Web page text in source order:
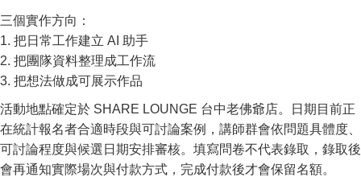
三個實作方向：
1. 把日常工作建立 AI 助手
2. 把團隊資料整理成工作流
3. 把想法做成可展示作品
活動地點確定於 SHARE LOUNGE 台中老佛爺店。日期目前正
在統計報名者合適時段與可討論案例，講師群會依問題具體度、
可討論程度與候選日期安排審核。填寫問卷不代表錄取，錄取後
會再通知實際場次與付款方式，完成付款後才會保留名額。